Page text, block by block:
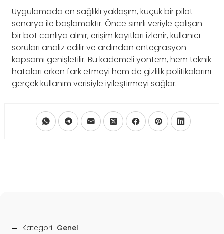
Uygulamada en sağlıklı yaklaşım, küçük bir pilot
senaryo ile başlamaktır. Önce sınırlı veriyle çalışan
bir bot canlıya alınır, erişim kayıtları izlenir, kullanıcı
soruları analiz edilir ve ardından entegrasyon
kapsamı genişletilir. Bu kademeli yöntem, hem teknik
hataları erken fark etmeyi hem de gizlilik politikalarını
gerçek kullanım verisiyle iyileştirmeyi sağlar.
Kategori: Genel